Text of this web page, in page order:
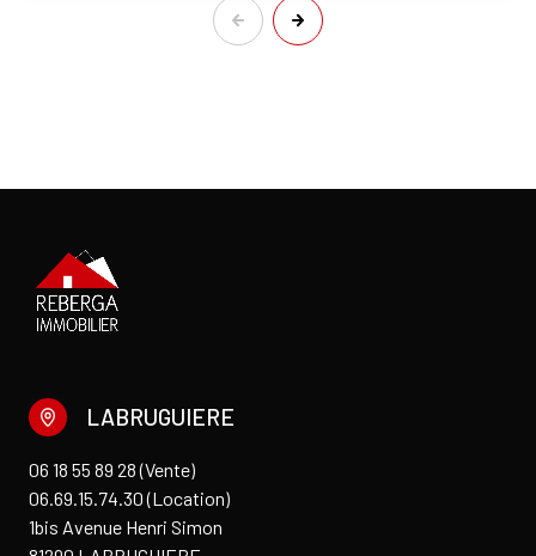
LABRUGUIERE
06 18 55 89 28 (Vente)
06.69.15.74.30 (Location)
1bis Avenue Henri Simon